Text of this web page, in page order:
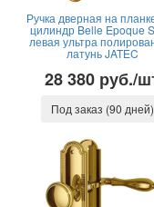
Ручка дверная на
цилиндр Belle Epoque
левая ультра
латунь JATEC
28 380 руб./
Под заказ (90 дней)